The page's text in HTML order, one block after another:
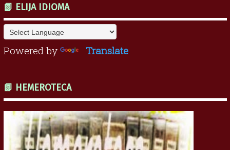
📗 ELIJA IDIOMA
Powered by Translate
📗 HEMEROTECA